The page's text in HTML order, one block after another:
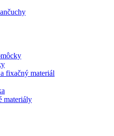
fixačný materiál
materiály